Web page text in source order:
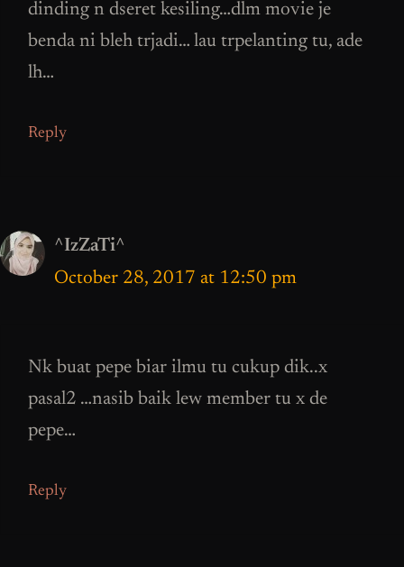
dinding n dseret kesiling…dlm movie je
benda ni bleh trjadi… lau trpelanting tu, ade
lh…
Reply
^IzZaTi^
October 28, 2017 at 12:50 pm
Nk buat pepe biar ilmu tu cukup dik..x
pasal2 …nasib baik lew member tu x de
pepe…
Reply